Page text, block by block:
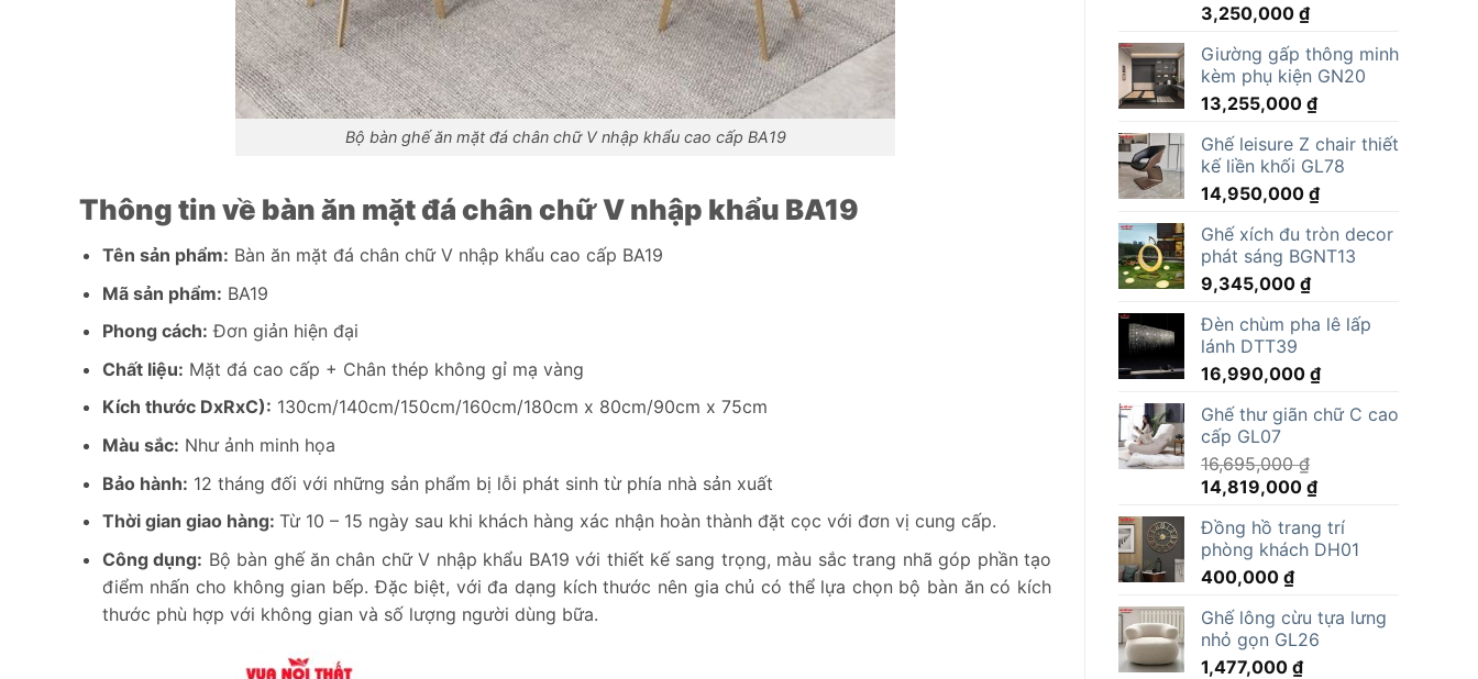
3,250,000 ₫
Giường gấp thông minh
kèm phụ kiện GN20
13,255,000 ₫
Ghế leisure Z chair thiết
kế liền khối GL78
14,950,000 ₫
Ghế xích đu tròn decor
phát sáng BGNT13
9,345,000 ₫
Đèn chùm pha lê lấp
lánh DTT39
16,990,000 ₫
Ghế thư giãn chữ C cao
cấp GL07
16,695,000₫
Giá
là:
16,695,000 ₫.
14,819,000 ₫Giá
tại
là:
Đồng hồ trang trí
phòng khách DH01
400,000 ₫
Ghế lông cừu tựa lưng
nhỏ gọn GL26
1,477,000 ₫
Bộ bàn ghế ăn mặt đá chân chữ V nhập khẩu cao cấp BA19
Thông tin về bàn ăn mặt đá chân chữ V nhập khẩu BA19
Tên sản phẩm: Bàn ăn mặt đá chân chữ V nhập khẩu cao cấp BA19
Mã sản phẩm: BA19
Phong cách: Đơn giản hiện đại
Chất liệu: Mặt đá cao cấp + Chân thép không gỉ mạ vàng
Kích thước DxRxC): 130cm/140cm/150cm/160cm/180cm x 80cm/90cm x 75cm
Màu sắc: Như ảnh minh họa
Bảo hành: 12 tháng đối với những sản phẩm bị lỗi phát sinh từ phía nhà sản xuất
Thời gian giao hàng: Từ 10 – 15 ngày sau khi khách hàng xác nhận hoàn thành đặt cọc với đơn vị cung cấp.
Công dụng: Bộ bàn ghế ăn chân chữ V nhập khẩu BA19 với thiết kế sang trọng, màu sắc trang nhã góp phần tạo
điểm nhấn cho không gian bếp. Đặc biệt, với đa dạng kích thước nên gia chủ có thể lựa chọn bộ bàn ăn có kích
thước phù hợp với không gian và số lượng người dùng bữa.